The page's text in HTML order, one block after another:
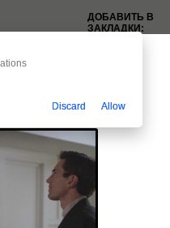
ДОБАВИТЬ В
ЗАКЛАДКИ:
Discard Allow